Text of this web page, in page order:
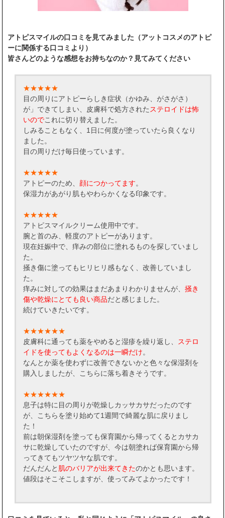
アトピスマイルの口コミを見てみました（アットコスメのアトピ
ーに関係する口コミより）
皆さんどのような感想をお持ちなのか？見てみてください
★★★★★
目の周りにアトピーらしき症状（かゆみ、がさがさ）
が」できてしまい、皮膚科で処方された ステロイドは怖
いのでこれに切り替えました。
しみることもなく、1日に何度が塗っていたら良くなり
ました。
目の周りだけ毎日使っています。
★★★★★
アトピーのため、 顔につかってます。
保湿力があがり肌もやわらかくなる印象です。
★★★★★
アトピスマイルクリーム使用中です。
腕と首のみ、軽度のアトピーがあります。
現在妊娠中で、痒みの部位に塗れるものを探していまし
た。
掻き傷に塗ってもヒリヒリ感もなく、改善していまし
た。
痒みに対しての効果はまだあまりわかりませんが、掻き
傷や乾燥にとても良い商品だと感じました。
続けていきたいです。
★★★★★★
皮膚科に通っても薬をやめると湿疹を繰り返し、 ステロ
イドを使ってもよくなるのは一瞬だけ。
なんとか薬を使わずに改善できないかと色々な保湿剤を
購入しましたが、こちらに落ち着きそうです。
★★★★★★
息子は特に目の周りが乾燥しカッサカサだったのです
が、こちらを塗り始めて1週間で綺麗な肌に戻りまし
た！
前は朝保湿剤を塗っても保育園から帰ってくるとカサカ
サに乾燥していたのですが、今は朝塗れば保育園から帰
ってきてもツヤツヤな肌です。
だんだんと 肌のバリアが出来てきたのかとも思います。
値段はそこそこしますが、使ってみてよかったです！